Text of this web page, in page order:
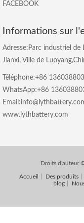
FACEBOOK
Informations sur
Adresse:Parc industriel
Jianxi, Ville de
Téléphone:+86
WhatsApp:+86
www.lythbattery.com
Droits d'auteur
Accueil Des produits
blog